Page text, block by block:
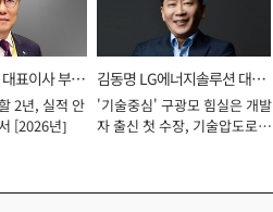
표이사 부회
2년, 실적 안
[2026년]
김동명 LG에너지솔루션 대표
이사 사장
'기술중심' 구광모 힘실은 개발
자 출신 첫 수장, 기술압도로